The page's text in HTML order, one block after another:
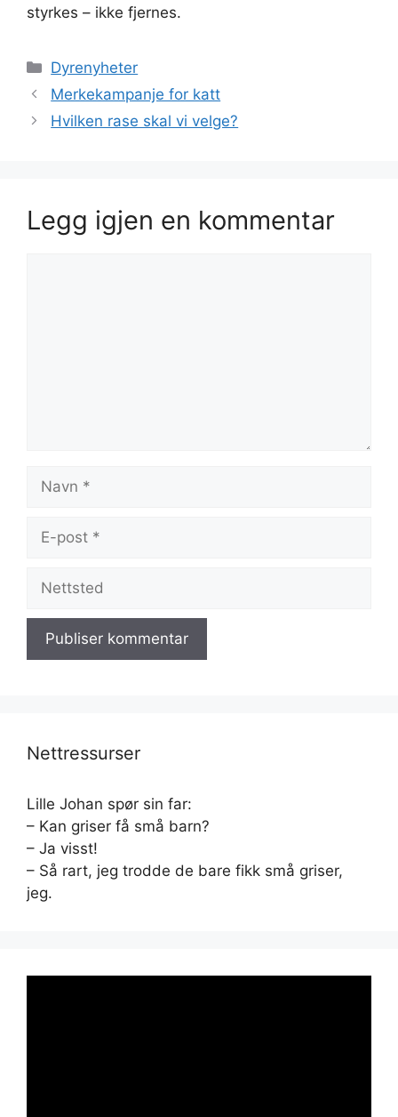
styrkes – ikke fjernes.
Kategorier
Dyrenyheter
Merkekampanje for katt
Hvilken rase skal vi velge?
Legg igjen en kommentar
post
Nettressurser
Lille Johan spør sin far:
– Kan griser få små barn?
– Ja visst!
– Så rart, jeg trodde de bare fikk små griser,
jeg.